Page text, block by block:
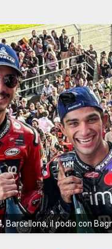
Barcellona, il podio con